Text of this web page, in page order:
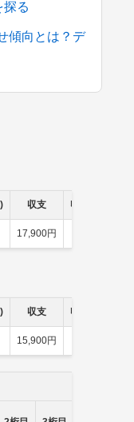
探る
傾向とは？デ
収支 収支(セット)
17,900円
収支 収支(セット)
15,900円